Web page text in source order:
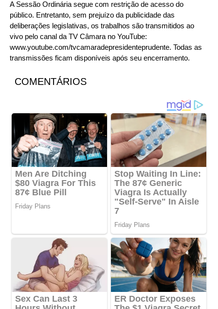
A Sessão Ordinária segue com restrição de acesso do
público. Entretanto, sem prejuízo da publicidade das
deliberações legislativas, os trabalhos são transmitidos ao
vivo pelo canal da TV Câmara no YouTube:
www.youtube.com/tvcamaradepresidenteprudente. Todas as
transmissões ficam disponíveis após seu encerramento.
COMENTÁRIOS